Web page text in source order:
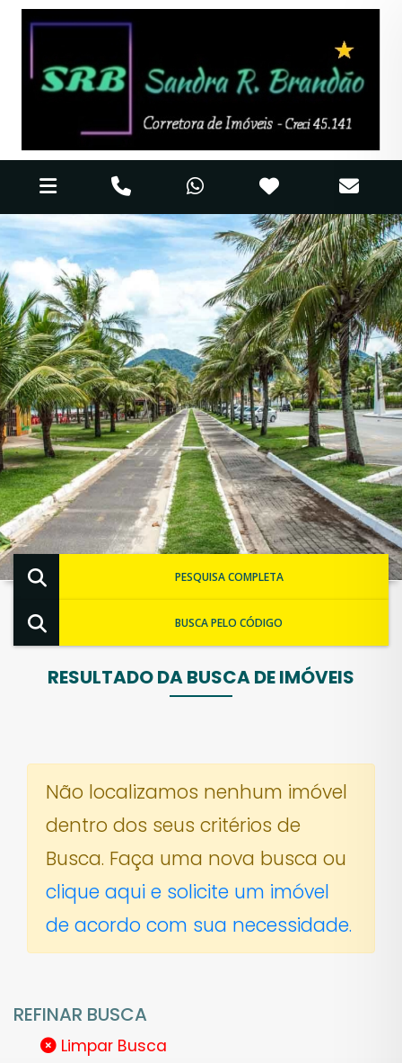
PESQUISA COMPLETA
BUSCA PELO CÓDIGO
RESULTADO DA BUSCA DE IMÓVEIS
Não localizamos nenhum imóvel
dentro dos seus critérios de
Busca. Faça uma nova busca ou
clique aqui e solicite um imóvel
de acordo com sua necessidade.
REFINAR BUSCA
Limpar Busca